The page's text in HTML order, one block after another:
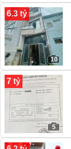
6.3 tỷ
10
7 tỷ
5